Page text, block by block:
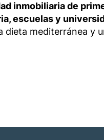
inmobiliaria de
escuelas y
mediterránea y